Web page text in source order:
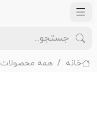
خانه همه محصولات